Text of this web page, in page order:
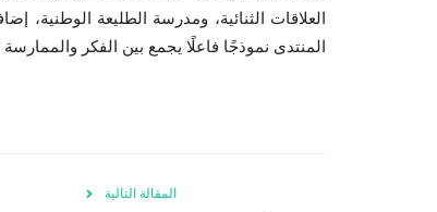
العلاقات الثنائية، ومدرسة الطليعة الوطنية،
المنتدى نموذجًا فاعلًا يجمع بين الفكر
المقالة التالية